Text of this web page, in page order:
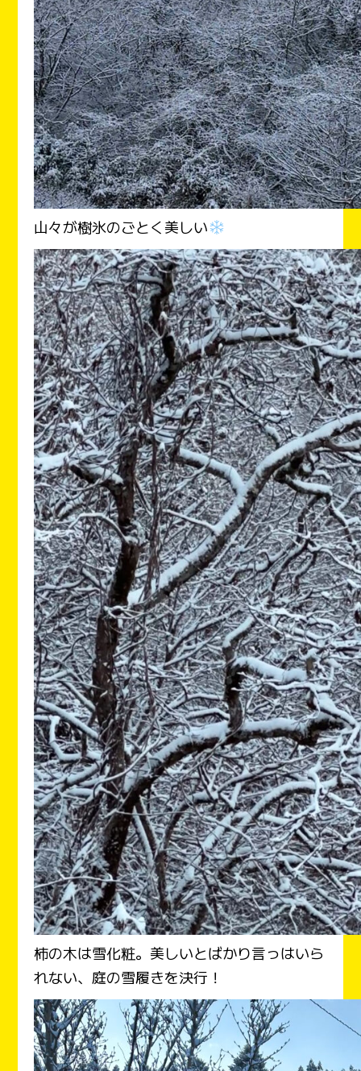
山々が樹氷のごとく美しい
柿の木は雪化粧。美しいとばかり言っはいら
れない、庭の雪履きを決行！